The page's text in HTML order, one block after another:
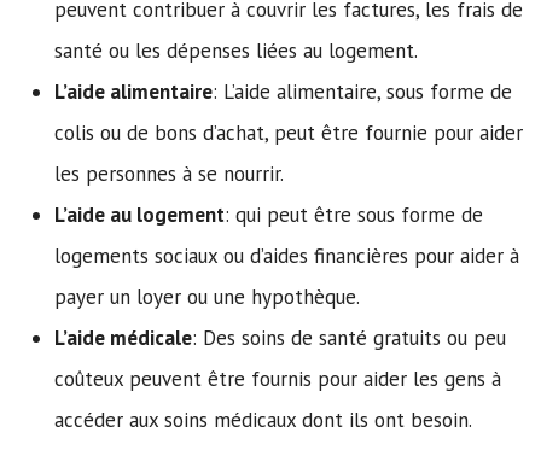
peuvent contribuer à couvrir les factures, les frais de
santé ou les dépenses liées au logement.
L’aide alimentaire: L’aide alimentaire, sous forme de
colis ou de bons d’achat, peut être fournie pour aider
les personnes à se nourrir.
L’aide au logement: qui peut être sous forme de
logements sociaux ou d’aides financières pour aider à
payer un loyer ou une hypothèque.
L’aide médicale: Des soins de santé gratuits ou peu
coûteux peuvent être fournis pour aider les gens à
accéder aux soins médicaux dont ils ont besoin.